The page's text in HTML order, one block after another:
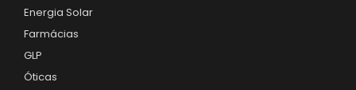
Energia Solar
Farmácias
GLP
Óticas